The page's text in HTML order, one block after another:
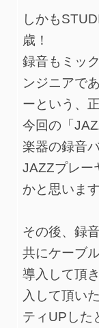
しかも
歳！
録音もミッ
ンジニアで
ーという、
今回の「
楽器の録音
JAZZプレー
かと思いま
その後、録
共にケーブ
導入して頂
入して頂い
ティUPした